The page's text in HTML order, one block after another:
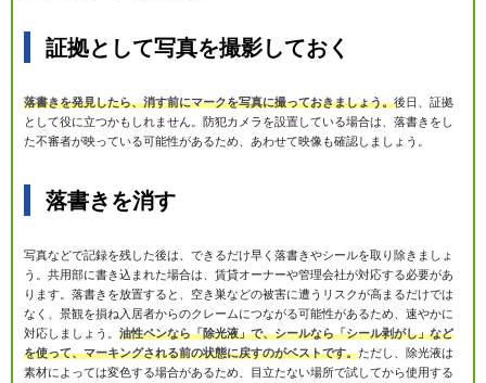
証拠として写真を撮影しておく
落書きを発見したら、消す前にマークを写真に撮っておきましょう。後日、証拠
として役に立つかもしれません。防犯カメラを設置している場合は、落書きをし
た不審者が映っている可能性があるため、あわせて映像も確認しましょう。
落書きを消す
写真などで記録を残した後は、できるだけ早く落書きやシールを取り除きましょ
う。共用部に書き込まれた場合は、賃貸オーナーや管理会社が対応する必要があ
ります。落書きを放置すると、空き巣などの被害に遭うリスクが高まるだけでは
なく、景観を損ね入居者からのクレームにつながる可能性があるため、速やかに
対応しましょう。 油性ペンなら「除光液」で、シールなら「シール剥がし」など
を使って、マーキングされる前の状態に戻すのがベストです。ただし、除光液は
素材によっては変色する場合があるため、目立たない場所で試してから使用する